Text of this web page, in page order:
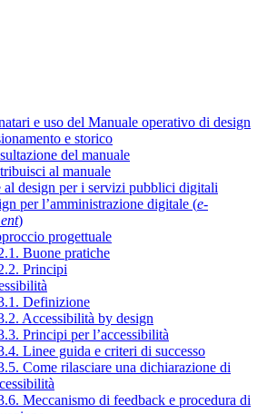
e uso del Manuale operativo di design
e storico
del manuale
al manuale
al design per i servizi pubblici digitali
per l’amministrazione digitale (e-
)
progettuale
Buone pratiche
Principi
Definizione
Accessibilità by design
Principi per l’accessibilità
Linee guida e criteri di successo
Come rilasciare una dichiarazione di
Meccanismo di feedback e procedura di